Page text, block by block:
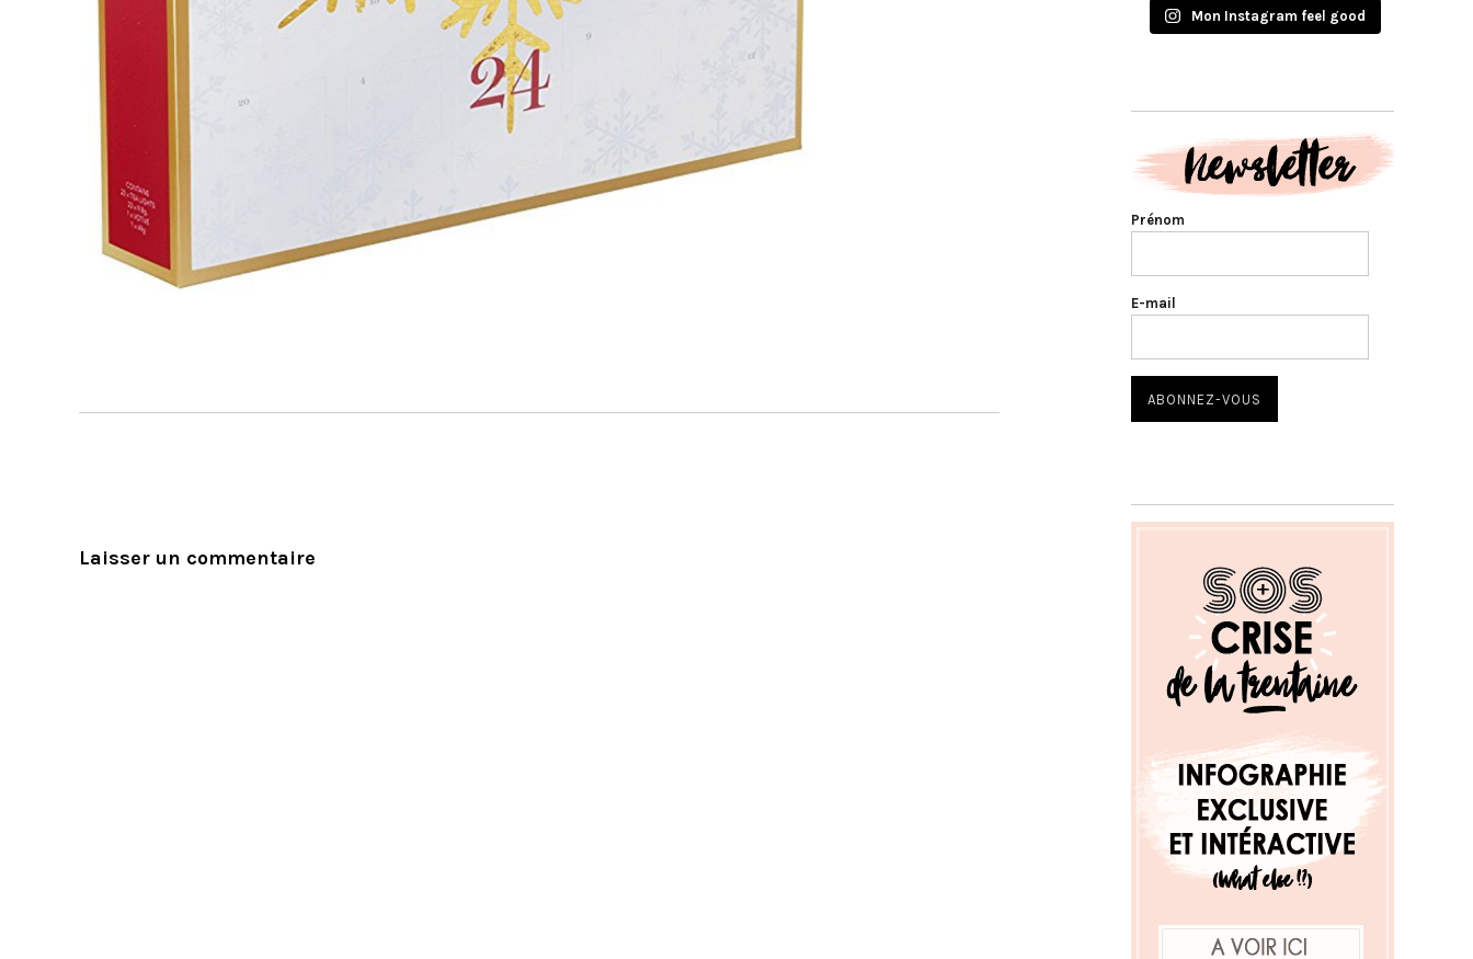
Laisser un commentaire
Mon Instagram feel good
Prénom
E-mail